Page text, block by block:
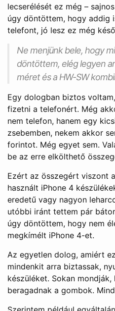
lecserélését ez még –
úgy döntöttem, hogy addig
telefont, jó lesz ez még
Ne menjünk bele, hogy
döntöttem, elég legyen
méret és a HW-SW
Egy dologban biztos
fizetni a telefonért. Még
nem telefon, hanem egy
zsebemben, nekem akkor
forintot. Még egyet sem.
be az erre elkölthető
Ezért az összegért viszont
használt iPhone 4
eredetű vagy nagyon
utóbbi iránt tettem pár
úgy döntöttem, hogy nem
megkímélt iPhone 4-et.
Az egyetlen dolog, amiért
mindenkit arra biztassak,
készüléket. Sokan
beragadnak a gombok.